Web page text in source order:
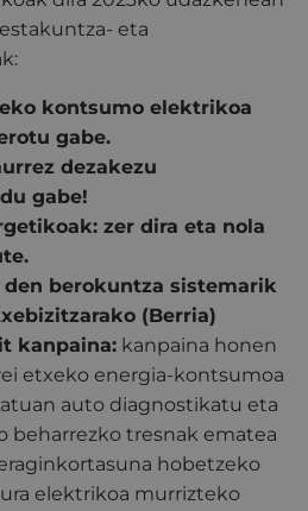
eta
kontsumo elektrikoa
gabe.
dezakezu
gabe!
zer dira eta nola
den berokuntza sistemarik
(Berria)
kanpaina: kanpaina honen
etxeko energia-kontsumoa
auto diagnostikatu eta
beharrezko tresnak ematea
hobetzeko
elektrikoa murrizteko